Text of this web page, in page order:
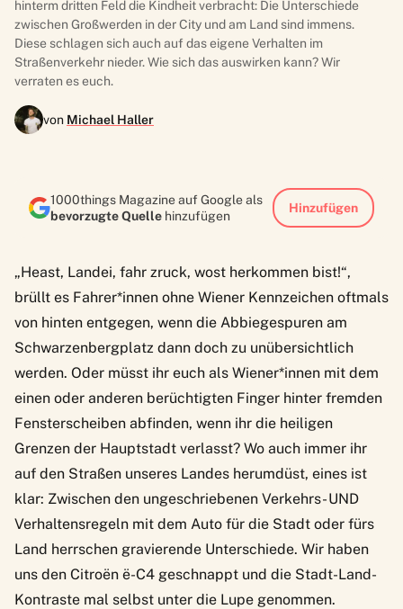
hinterm dritten Feld die Kindheit verbracht: Die Unterschiede
zwischen Großwerden in der City und am Land sind immens.
Diese schlagen sich auch auf das eigene Verhalten im
Straßenverkehr nieder. Wie sich das auswirken kann? Wir
verraten es euch.
von Michael Haller
1000things Magazine auf Google als
bevorzugte Quelle hinzufügen
Hinzufügen
„Heast, Landei, fahr zruck, wost herkommen bist!“,
brüllt es Fahrer*innen ohne Wiener Kennzeichen oftmals
von hinten entgegen, wenn die Abbiegespuren am
Schwarzenbergplatz dann doch zu unübersichtlich
werden. Oder müsst ihr euch als Wiener*innen mit dem
einen oder anderen berüchtigten Finger hinter fremden
Fensterscheiben abfinden, wenn ihr die heiligen
Grenzen der Hauptstadt verlasst? Wo auch immer ihr
auf den Straßen unseres Landes herumdüst, eines ist
klar: Zwischen den ungeschriebenen Verkehrs- UND
Verhaltensregeln mit dem Auto für die Stadt oder fürs
Land herrschen gravierende Unterschiede. Wir haben
uns den Citroën ë-C4 geschnappt und die Stadt-Land-
Kontraste mal selbst unter die Lupe genommen.